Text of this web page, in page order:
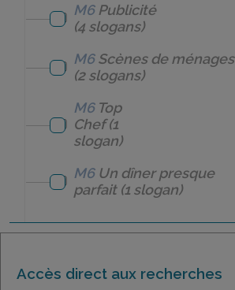
M6 Publicité
(4 slogans)
M6 Scènes de ménages
(2 slogans)
M6 Top
Chef(1
slogan)
M6 Un dîner presque
parfait(1 slogan)
Accès direct aux recherches